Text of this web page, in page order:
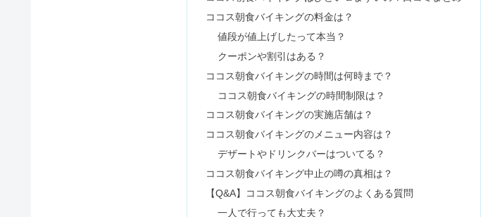
ヴァンクリーフが高い理由！値上げした？フランスで買うと安いの？
40代なのに20代に見える女性！おばさんに見えない人&老けない特徴